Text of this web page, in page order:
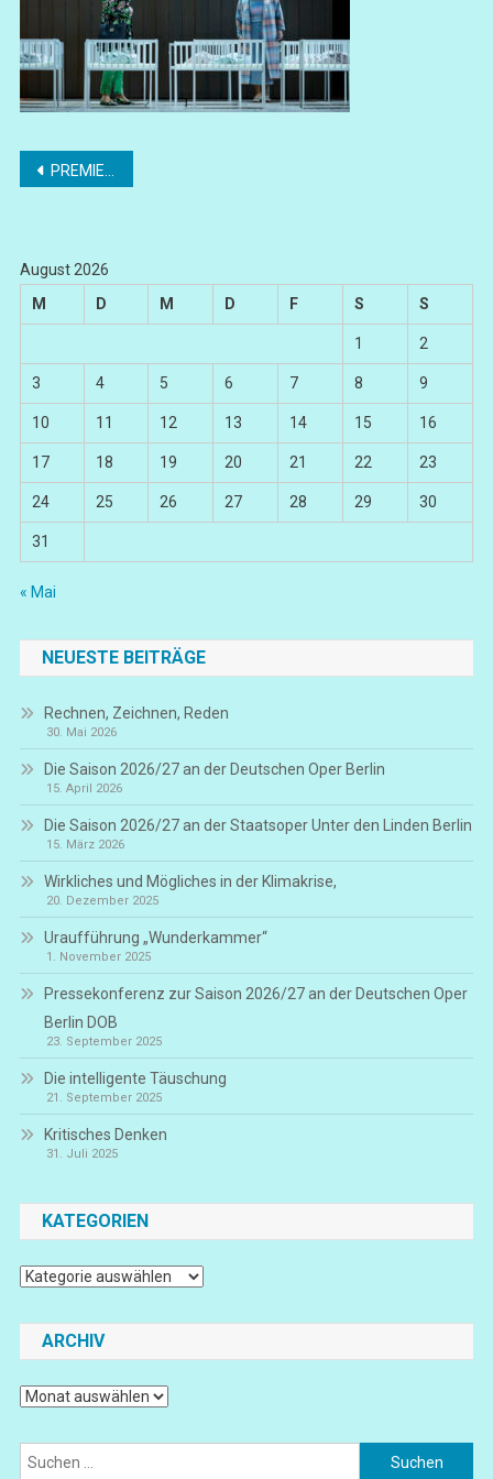
Beitragsnavigation
PREMIERE – Die Frau ohne Schatten
August 2026
M
D M D F S S
1 2
3 4 5 6 7 8 9
10 11 12 13 14 15 16
17 18 19 20 21 22 23
24 25 26 27 28 29 30
31
« Mai
NEUESTE BEITRÄGE
Rechnen, Zeichnen, Reden
30. Mai 2026
Die Saison 2026/27 an der Deutschen Oper Berlin
15. April 2026
Die Saison 2026/27 an der Staatsoper Unter den Linden Berlin
15. März 2026
Wirkliches und Mögliches in der Klimakrise,
20. Dezember 2025
Uraufführung „Wunderkammer“
1. November 2025
Pressekonferenz zur Saison 2026/27 an der Deutschen Oper
Berlin DOB
23. September 2025
Die intelligente Täuschung
21. September 2025
Kritisches Denken
31. Juli 2025
KATEGORIEN
Kategorien
ARCHIV
Archiv
Suchen